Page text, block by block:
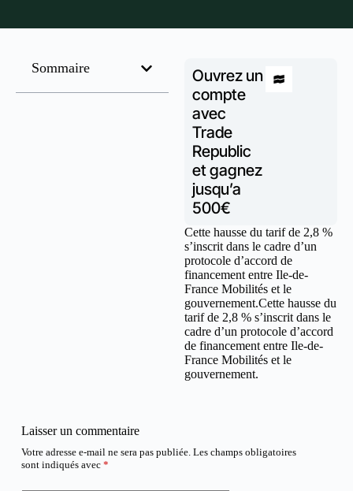
Sommaire
Ouvrez un
compte
avec
Trade
Republic
et gagnez
jusqu’a
500€
Cette hausse du tarif de 2,8 %
s’inscrit dans le cadre d’un
protocole d’accord de
financement entre Ile-de-
France Mobilités et le
gouvernement.Cette hausse du
tarif de 2,8 % s’inscrit dans le
cadre d’un protocole d’accord
de financement entre Ile-de-
France Mobilités et le
gouvernement.
Laisser un commentaire
Votre adresse e-mail ne sera pas publiée. Les champs obligatoires
sont indiqués avec *